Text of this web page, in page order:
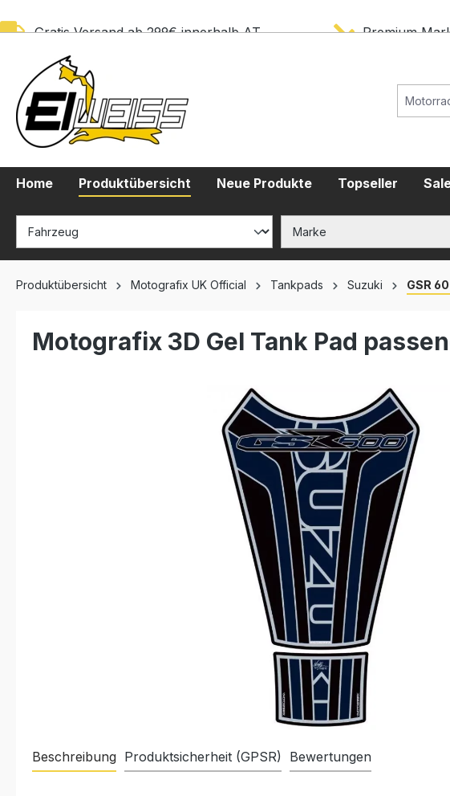
Gratis Versand ab 299€ innerhalb AT Premium
Home Produktübersicht Neue Produkte Topseller
Produktübersicht Motografix UK Official Tankpads Suzuki GSR
Motografix 3D Gel Tank Pad
Beschreibung Produktsicherheit (GPSR) Bewertungen